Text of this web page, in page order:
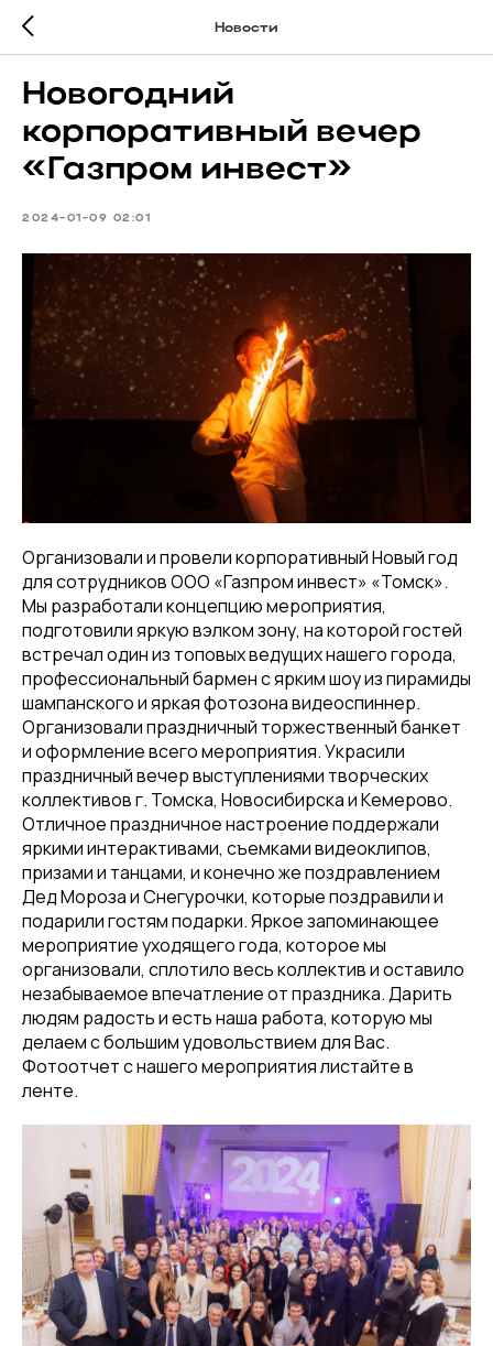
Новости
Новогодний
корпоративный вечер
«Газпром инвест»
2024-01-09 02:01
Организовали и провели корпоративный Новый год
для сотрудников ООО «Газпром инвест» «Томск».
Мы разработали концепцию мероприятия,
подготовили яркую вэлком зону, на которой гостей
встречал один из топовых ведущих нашего города,
профессиональный бармен с ярким шоу из пирамиды
шампанского и яркая фотозона видеоспиннер.
Организовали праздничный торжественный банкет
и оформление всего мероприятия. Украсили
праздничный вечер выступлениями творческих
коллективов г. Томска, Новосибирска и Кемерово.
Отличное праздничное настроение поддержали
яркими интерактивами, съемками видеоклипов,
призами и танцами, и конечно же поздравлением
Дед Мороза и Снегурочки, которые поздравили и
подарили гостям подарки. Яркое запоминающее
мероприятие уходящего года, которое мы
организовали, сплотило весь коллектив и оставило
незабываемое впечатление от праздника. Дарить
людям радость и есть наша работа, которую мы
делаем с большим удовольствием для Вас.
Фотоотчет с нашего мероприятия листайте в
ленте.